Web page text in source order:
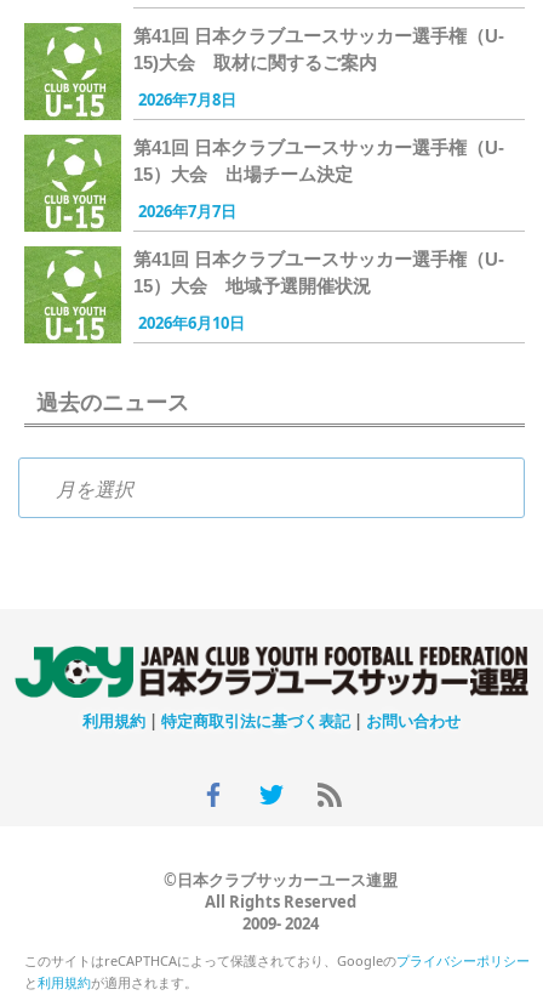
第41回 日本クラブユースサッカー選手権（U-
15)大会 取材に関するご案内
2026年7月8日
第41回 日本クラブユースサッカー選手権（U-
15）大会 出場チーム決定
2026年7月7日
第41回 日本クラブユースサッカー選手権（U-
15）大会 地域予選開催状況
2026年6月10日
過去のニュース
利用規約 | 特定商取引法に基づく表記| お問い合わせ
©日本クラブサッカーユース連盟
All Rights Reserved
2009- 2024
このサイトはreCAPTHCAによって保護されており、Googleのプライバシーポリシー
と利用規約が適用されます。